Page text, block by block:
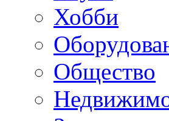
Хобби
Общество